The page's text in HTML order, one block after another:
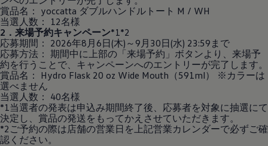
賞品名： yoccatta ダブルハンドルトート M / WH
当選人数： 12名様
2．来場予約キャンペーン*1*2
応募期間： 2026年8月6日(木)～9月30日(水) 23:59まで
応募方法： 期間中に上部の「来場予約」ボタンより、来場予
約を行うことで、キャンペーンへのエントリーが完了します。
賞品名： Hydro Flask 20 oz Wide Mouth（591ml） ※カラーは
選べません
当選人数： 40名様
*1当選者の発表は申込み期間終了後、応募者を対象に抽選にて
決定し、賞品の発送をもってかえさせていただきます。
*2ご予約の際は店舗の営業日を上記営業カレンダーで必ずご確
認ください。